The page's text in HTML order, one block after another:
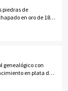
piedras de
en oro de 18
genealógico con
en plata de